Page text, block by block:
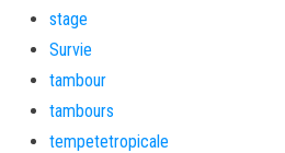
stage
Survie
tambour
tambours
tempetetropicale